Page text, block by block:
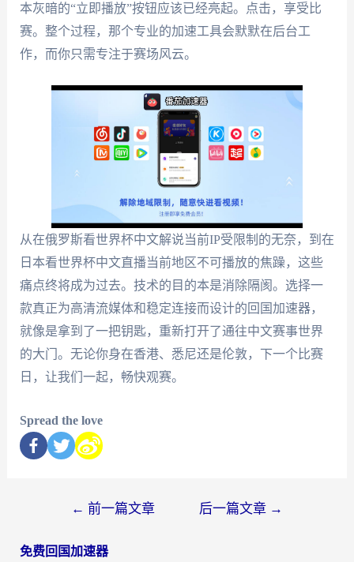
本灰暗的“立即播放”按钮应该已经亮起。点击，享受比
赛。整个过程，那个专业的加速工具会默默在后台工
作，而你只需专注于赛场风云。
从在俄罗斯看世界杯中文解说当前IP受限制的无奈，到在
日本看世界杯中文直播当前地区不可播放的焦躁，这些
痛点终将成为过去。技术的目的本是消除隔阂。选择一
款真正为高清流媒体和稳定连接而设计的回国加速器，
就像是拿到了一把钥匙，重新打开了通往中文赛事世界
的大门。无论你身在香港、悉尼还是伦敦，下一个比赛
日，让我们一起，畅快观赛。
Spread the love
← 前一篇文章 后一篇文章 →
免费回国加速器